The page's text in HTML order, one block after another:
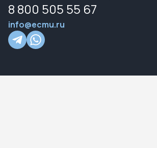
8 800 505 55 67
info@ecmu.ru